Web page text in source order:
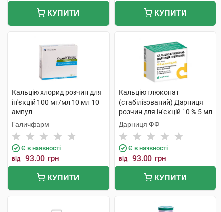
КУПИТИ КУПИТИ
Кальцію хлорид розчин для
ін'єкцій 100 мг/мл 10 мл 10
ампул
Галичфарм
Є в наявності
від 93.00 грн
КУПИТИ
Кальцію глюконат
(стабілізований) Дарниця
розчин для ін'єкцій 10 % 5 мл
10 ампул
Дарниця ФФ
Є в наявності
від 93.00 грн
КУПИТИ